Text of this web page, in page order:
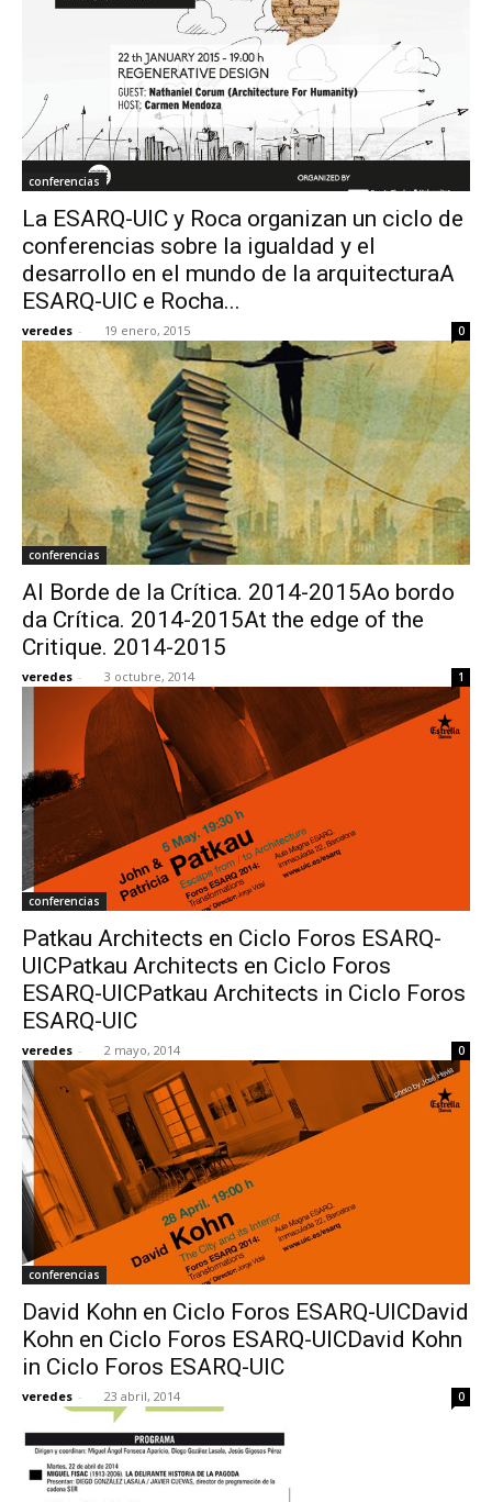
conferencias
La ESARQ-UIC y Roca organizan un ciclo de
conferencias sobre la igualdad y el
desarrollo en el mundo de la arquitecturaA
ESARQ-UIC e Rocha...
veredes - 19 enero, 2015 0
conferencias
Al Borde de la Crítica. 2014-2015Ao bordo
da Crítica. 2014-2015At the edge of the
Critique. 2014-2015
veredes - 3 octubre, 2014 1
conferencias
Patkau Architects en Ciclo Foros ESARQ-
UICPatkau Architects en Ciclo Foros
ESARQ-UICPatkau Architects in Ciclo Foros
ESARQ-UIC
veredes - 2 mayo, 2014 0
conferencias
David Kohn en Ciclo Foros ESARQ-UICDavid
Kohn en Ciclo Foros ESARQ-UICDavid Kohn
in Ciclo Foros ESARQ-UIC
veredes - 23 abril, 2014 0